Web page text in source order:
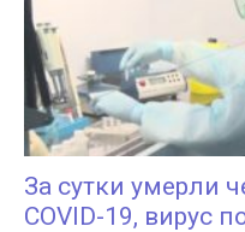
За сутки умерли
COVID-19, вирус